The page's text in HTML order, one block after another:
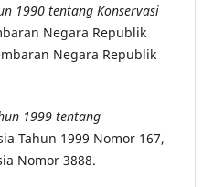
1990 tentang Konservasi
Negara Republik
Negara Republik
1999 tentang
Tahun 1999 Nomor 167,
Nomor 3888.